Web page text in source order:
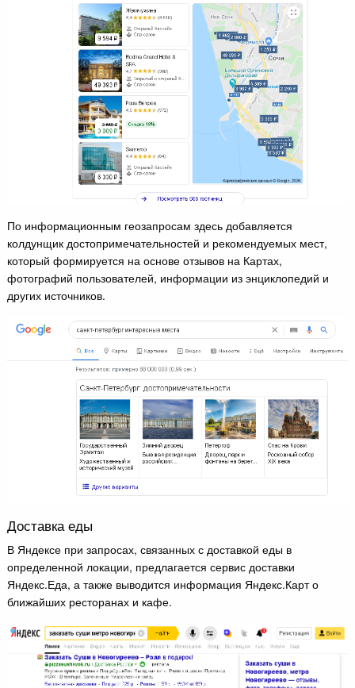
По информационным геозапросам здесь добавляется
колдунщик достопримечательностей и рекомендуемых мест,
который формируется на основе отзывов на Картах,
фотографий пользователей, информации из энциклопедий и
других источников.
Доставка еды
В Яндексе при запросах, связанных с доставкой еды в
определенной локации, предлагается сервис доставки
Яндекс.Еда, а также выводится информация Яндекс.Карт о
ближайших ресторанах и кафе.